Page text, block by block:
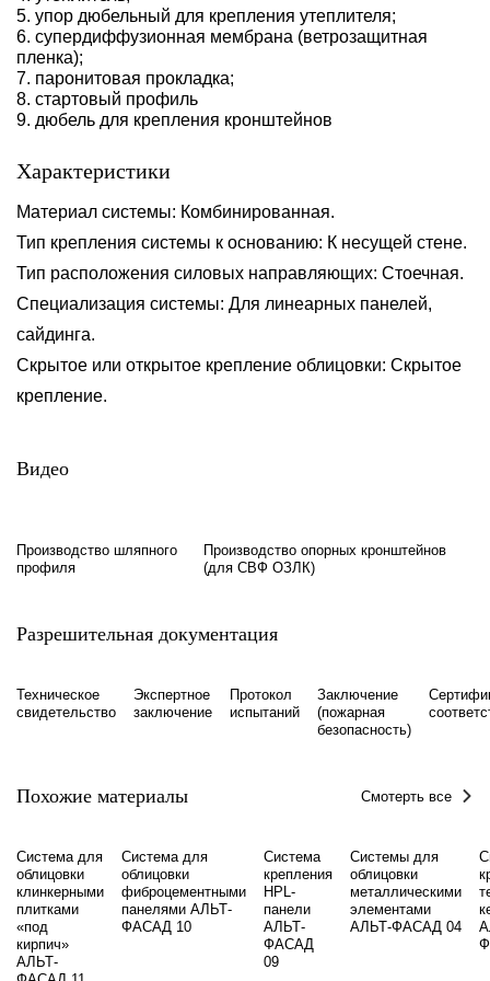
5. упор дюбельный для крепления утеплителя;
6. супердиффузионная мембрана (ветрозащитная
пленка);
7. паронитовая прокладка;
8. стартовый профиль
9. дюбель для крепления кронштейнов
Характеристики
Материал системы: Комбинированная.
Тип крепления системы к основанию: К несущей стене.
Тип расположения силовых направляющих: Стоечная.
Специализация системы: Для линеарных панелей,
сайдинга.
Скрытое или открытое крепление облицовки: Скрытое
крепление.
Видео
Производство шляпного
профиля
Производство опорных кронштейнов
(для СВФ ОЗЛК)
Разрешительная документация
Техническое
свидетельство
Экспертное
заключение
Протокол
испытаний
Заключение
(пожарная
безопасность)
Похожие материалы Смотерть все
Система для
облицовки
клинкерными
плитками
«под
кирпич»
АЛЬТ-
Система для
облицовки
фиброцементными
панелями АЛЬТ-
ФАСАД 10
Система
крепления
HPL-
панели
АЛЬТ-
ФАСАД
09
Системы для
облицовки
металлическими
элементами
АЛЬТ-ФАСАД 04